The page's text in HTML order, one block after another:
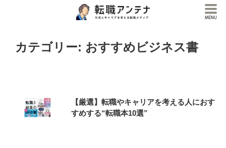
カテゴリー: おすすめビジネス書
【厳選】転職やキャリアを考える人におす
すめする“転職本10選”